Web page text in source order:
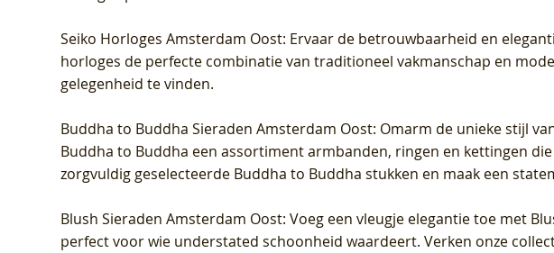
Seiko Horloges Amsterdam Oost: Ervaar de betrouwbaarheid en
horloges de perfecte combinatie van traditioneel vakmanschap en
gelegenheid te vinden.
Buddha to Buddha Sieraden Amsterdam Oost: Omarm de unieke stijl
Buddha to Buddha een assortiment armbanden, ringen en kettingen
zorgvuldig geselecteerde Buddha to Buddha stukken en maak een
Blush Sieraden Amsterdam Oost: Voeg een vleugje elegantie toe met
perfect voor wie understated schoonheid waardeert. Verken onze